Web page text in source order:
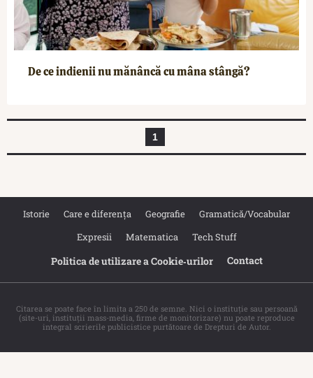
De ce indienii nu mănâncă cu mâna stângă?
1
Istorie Care e diferența Geografie
Gramatică/Vocabular
Expresii
Matematica Tech Stuff
Politica de utilizare a Cookie‐urilor Contact
Citarea se poate face în limita a 250 de semne. Nici o instituţie sau persoană
(site-uri, instituţii mass-media, firme de monitorizare) nu poate reproduce
integral scrierile publicistice purtătoare de Drepturi de Autor.